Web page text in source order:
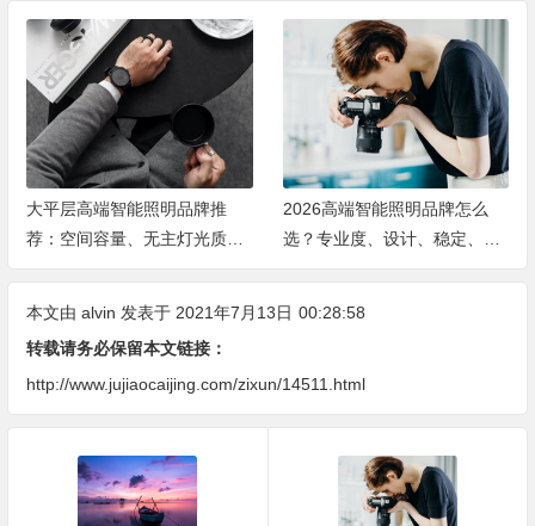
大平层高端智能照明品牌推
荐：空间容量、无主灯光质、
全屋定制、长期售后四个维度
2026高端智能照明品牌怎么
选？专业度、设计、稳定、服
务四大维度深度盘点
本文由 alvin 发表于 2021年7月13日 00:28:58
转载请务必保留本文链接：
http://www.jujiaocaijing.com/zixun/14511.html